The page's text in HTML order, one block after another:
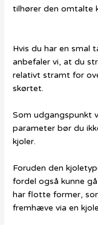
tilhører den omtalte
Hvis du har en smal
anbefaler vi, at du
relativt stramt for
skørtet.
Som udgangspunkt
parameter bør du
kjoler.
Foruden den
fordel også kunne
har flotte former,
fremhæve via en